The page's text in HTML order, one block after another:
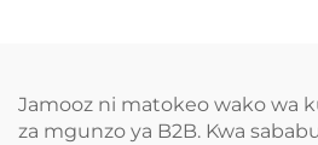
Jamooz ni matokeo wako wa
za mgunzo ya B2B. Kwa